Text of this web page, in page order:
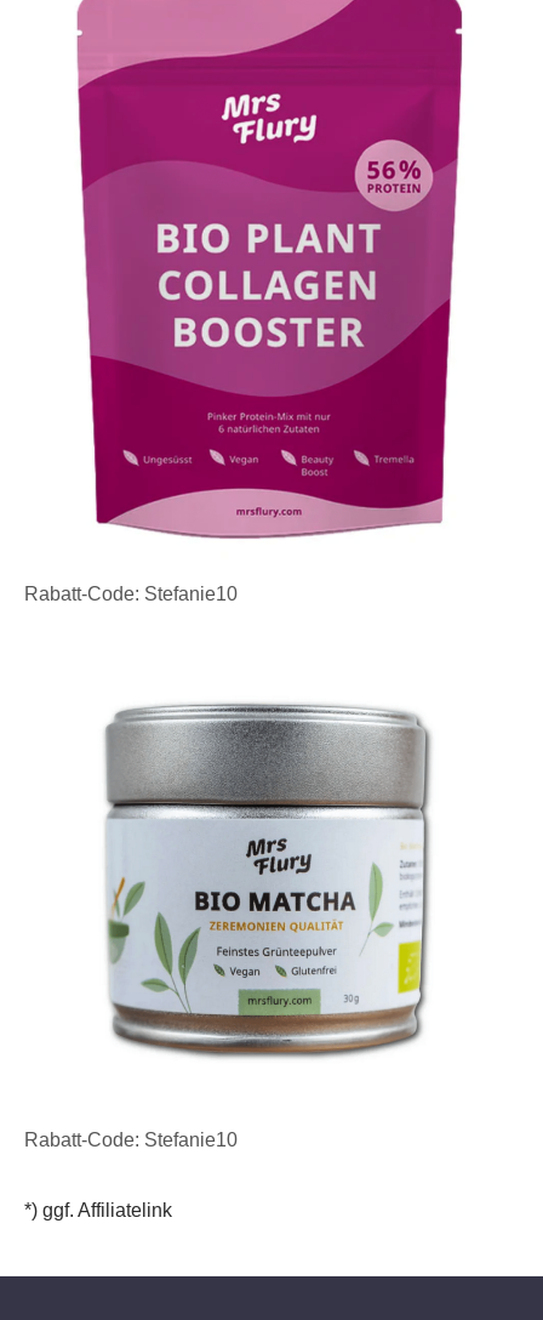
Rabatt-Code: Stefanie10
Rabatt-Code: Stefanie10
*) ggf. Affiliatelink